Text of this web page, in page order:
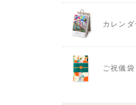
カレンダ
ご祝儀袋